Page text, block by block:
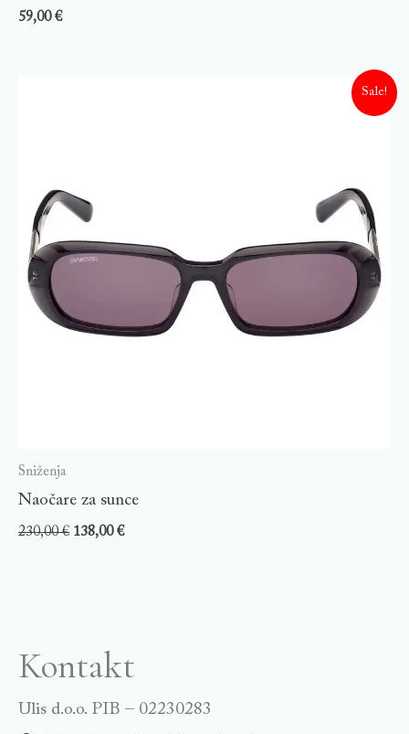
59,00€
Sale!
Sniženja
Naočare za sunce
230,00€ 138,00€
Kontakt
Ulis d.o.o. PIB – 02230283